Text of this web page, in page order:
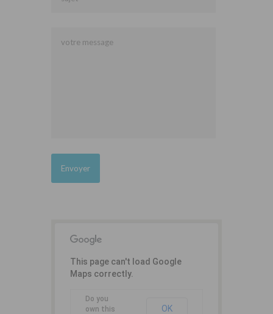
This page can't load Google
Maps correctly.
Do you
own this
OK